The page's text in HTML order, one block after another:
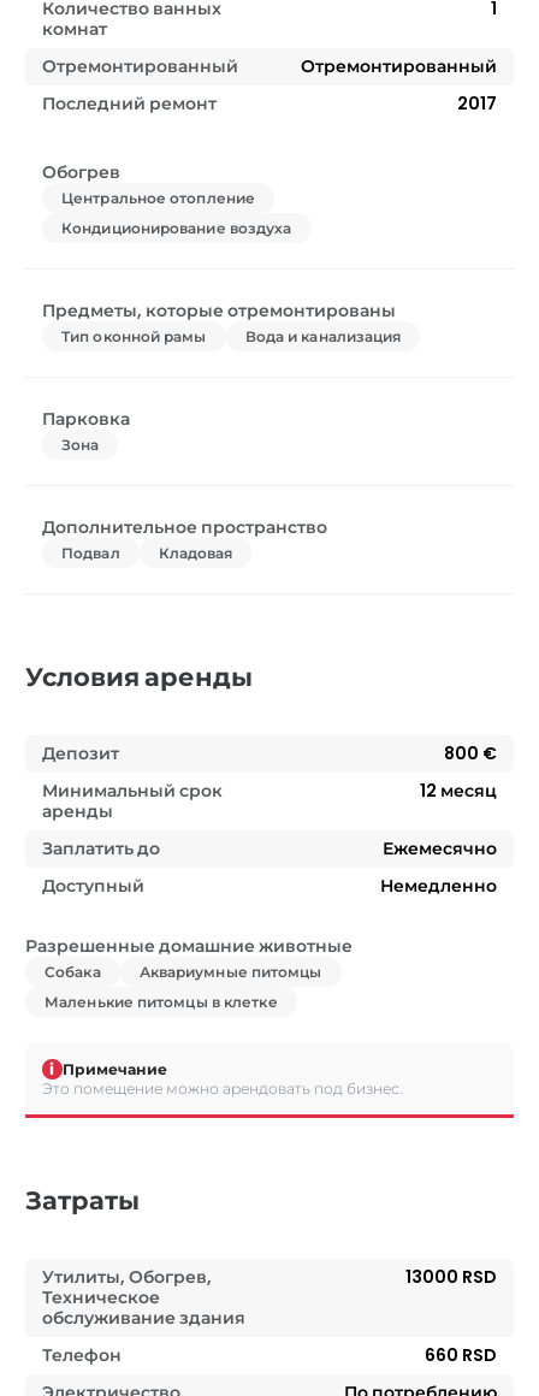
Количество ванных
комнат
1
Отремонтированный
Отремонтированный
Последний ремонт
2017
Обогрев
Центральное отопление
Кондиционирование воздуха
Предметы, которые отремонтированы
Тип оконной рамы Вода и канализация
Парковка
Зона
Дополнительное пространство
Подвал Кладовая
Условия аренды
Депозит
800 €
Минимальный срок
аренды
12 месяц
Заплатить до
Ежемесячно
Доступный
Немедленно
Разрешенные домашние животные
Собака
Аквариумные питомцы
Маленькие питомцы в клетке
i Примечание
Это помещение можно арендовать под бизнес.
Затраты
Утилиты, Обогрев,
Техническое
обслуживание здания
13000 RSD
Телефон
660 RSD